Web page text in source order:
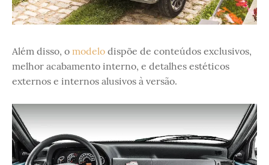
Além disso, o modelo dispõe de conteúdos exclusivos,
melhor acabamento interno, e detalhes estéticos
externos e internos alusivos à versão.